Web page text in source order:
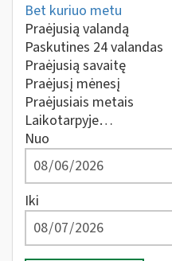
Bet kuriuo metu
Praėjusią valandą
Paskutines 24 valandas
Praėjusią savaitę
Praėjusį mėnesį
Praėjusiais metais
Laikotarpyje…
Nuo
Iki